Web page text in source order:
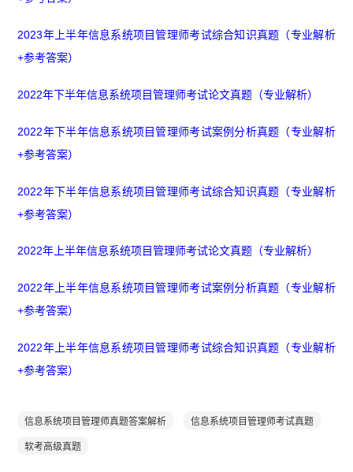
2023年上半年信息系统项目管理师考试综合知识真题（专业解析
+参考答案）
2022年下半年信息系统项目管理师考试论文真题（专业解析）
2022年下半年信息系统项目管理师考试案例分析真题（专业解析
+参考答案）
2022年下半年信息系统项目管理师考试综合知识真题（专业解析
+参考答案）
2022年上半年信息系统项目管理师考试论文真题（专业解析）
2022年上半年信息系统项目管理师考试案例分析真题（专业解析
+参考答案）
2022年上半年信息系统项目管理师考试综合知识真题（专业解析
+参考答案）
信息系统项目管理师真题答案解析 信息系统项目管理师考试真题
软考高级真题